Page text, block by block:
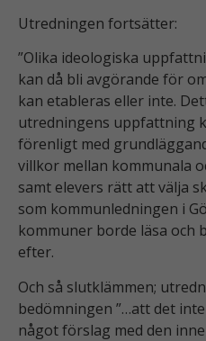
Utredningen fortsätter:
”Olika ideologiska
kan då bli avgörande för
kan etableras eller inte.
utredningens uppfattning
förenligt med
villkor mellan kommunala
samt elevers rätt att välja
som kommunledningen i
kommuner borde läsa och
efter.
Och så slutklämmen;
bedömningen ”…att det
något förslag med den